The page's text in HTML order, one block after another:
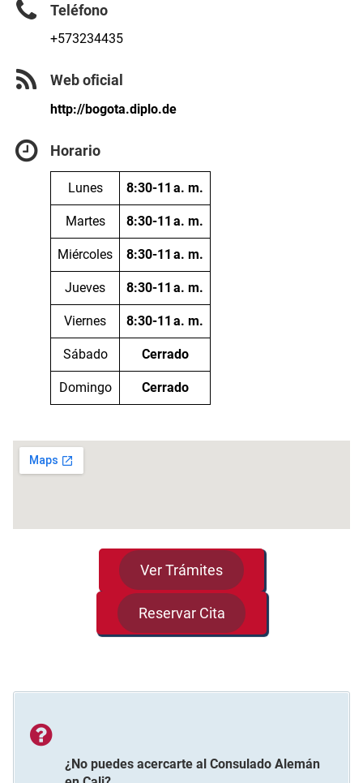
Teléfono
+573234435
Web oficial
http://bogota.diplo.de
Horario
Lunes 8:30-11 a. m.
Martes 8:30-11 a. m.
Miércoles 8:30-11 a. m.
Jueves 8:30-11 a. m.
Viernes 8:30-11 a. m.
Sábado Cerrado
Domingo Cerrado
Ver Trámites
Reservar Cita
¿No puedes acercarte al Consulado Alemán